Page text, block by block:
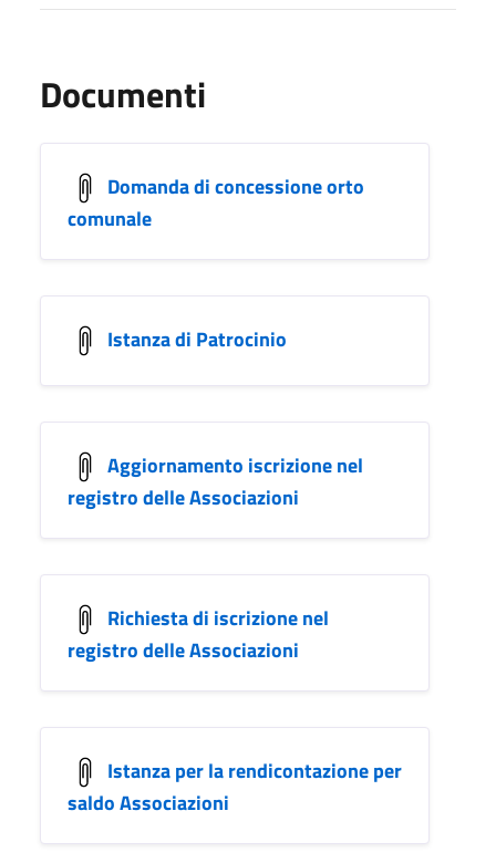
Documenti
Domanda di concessione orto
comunale
Istanza di Patrocinio
Aggiornamento iscrizione nel
registro delle Associazioni
Richiesta di iscrizione nel
registro delle Associazioni
Istanza per la rendicontazione per
saldo Associazioni